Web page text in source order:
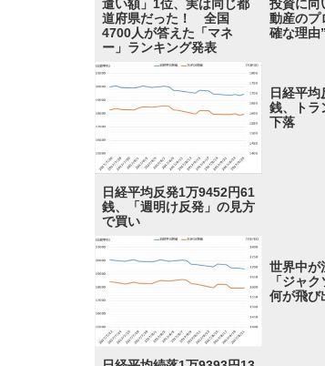
遣い額」1位、実は同じ都
道府県だった！ 全国
4700人が答えた「マネ
ー」ランキング発表
投資に
動産のプ
確な理由”
日経平均反発1万9452円61
銭、「週明け反発」の見方
で買い
日経平
銭、トラ
下落
世界中
「ジャ
何が飛び